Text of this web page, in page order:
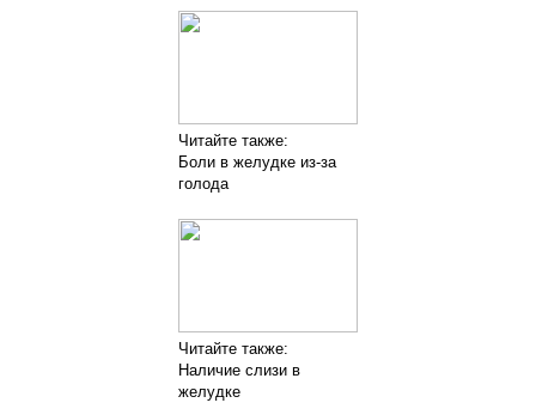
Читайте также:
Боли в желудке из-за
голода
Читайте также:
Наличие слизи в
желудке